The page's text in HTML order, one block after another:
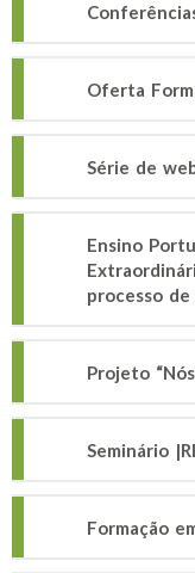
Oferta
Série de
Ensino
processo
Projeto
Seminário
Formação